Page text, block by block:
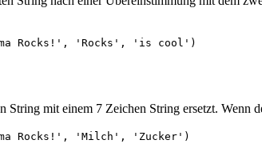
Rocks!', 'Rocks', 'is cool')
String mit einem 7 Zeichen String ersetzt.
Rocks!', 'Milch', 'Zucker')